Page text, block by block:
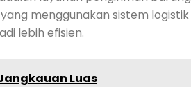
menggunakan sistem logistik
lebih efisien.
Luas